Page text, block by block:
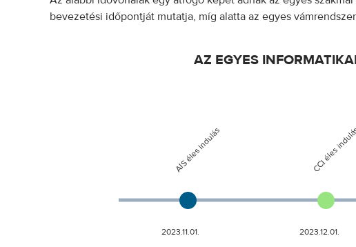
bevezetési időpontját mutatja, míg alatta az egyes
AZ EGYES